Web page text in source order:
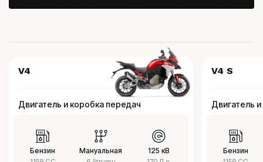
V4
Двигатель и коробка передач
Бензин
Мануальная
125 кВ
V4 S
Двигатель
Бензин